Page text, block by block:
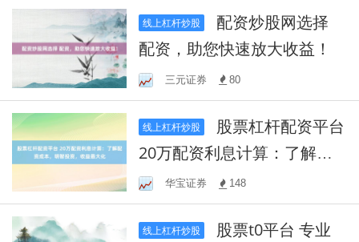
线上杠杆炒股
配资，助您快速放大收益！
三元证券 80
线上杠杆炒股
20万配资利息计算：了解配
资成本，明智投资，收益最
大化
华宝证券 148
线上杠杆炒股